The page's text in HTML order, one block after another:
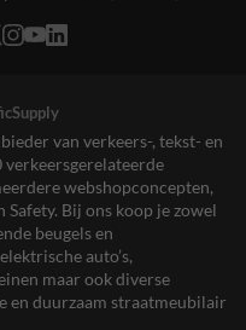
van verkeers-, tekst- en
webshopconcepten,
Bij ons koop je zowel
beugels en
auto’s,
maar ook diverse
en duurzaam straatmeubilair